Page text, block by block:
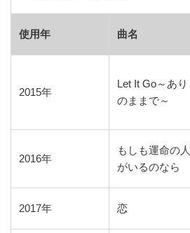
使用年 曲名
2015年
Let It Go～あり
のままで～
2016年
もしも運命の人
がいるのなら
2017年 恋